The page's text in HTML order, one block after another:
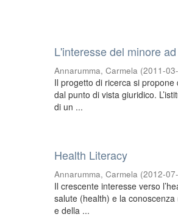
L'interesse del minore
Annarumma, Carmela (2011-
Il progetto di ricerca si propone
dal punto di vista giuridico.
di un ...
Health Literacy
Annarumma, Carmela (2012-
Il crescente interesse verso
salute (health) e la
e della ...